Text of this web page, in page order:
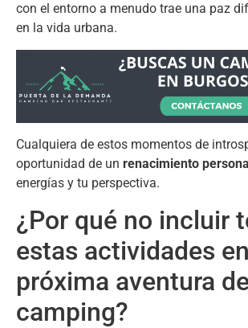
con el entorno a menudo trae una paz
en la vida urbana.
Cualquiera de estos momentos de
oportunidad de un renacimiento personal
energías y tu perspectiva.
¿Por qué no incluir
estas actividades
próxima aventura
camping?